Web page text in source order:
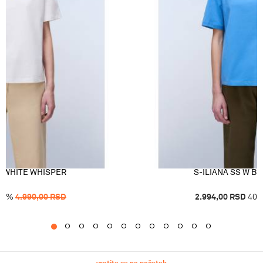
WHISPER
% 4.990,00RSD
S-ILIANA SS W
2.994,00 RSD 40
10 11